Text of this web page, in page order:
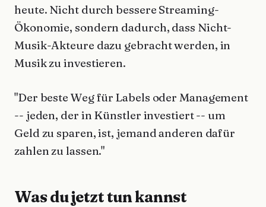
heute. Nicht durch bessere Streaming-
Ökonomie, sondern dadurch, dass Nicht-
Musik-Akteure dazu gebracht werden, in
Musik zu investieren.
"Der beste Weg für Labels oder Management
-- jeden, der in Künstler investiert -- um
Geld zu sparen, ist, jemand anderen dafür
zahlen zu lassen."
Was du jetzt tun kannst